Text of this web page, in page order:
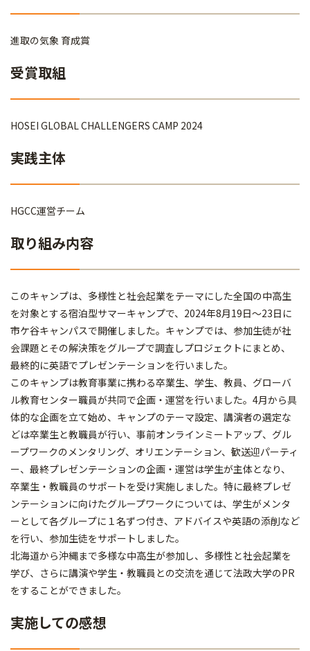
進取の気象 育成賞
受賞取組
HOSEI GLOBAL CHALLENGERS CAMP 2024
実践主体
HGCC運営チーム
取り組み内容
このキャンプは、多様性と社会起業をテーマにした全国の中高生
を対象とする宿泊型サマーキャンプで、2024年8月19日～23日に
市ケ谷キャンパスで開催しました。キャンプでは、参加生徒が社
会課題とその解決策をグループで調査しプロジェクトにまとめ、
最終的に英語でプレゼンテーションを行いました。
このキャンプは教育事業に携わる卒業生、学生、教員、グローバ
ル教育センター職員が共同で企画・運営を行いました。4月から具
体的な企画を立て始め、キャンプのテーマ設定、講演者の選定な
どは卒業生と教職員が行い、事前オンラインミートアップ、グル
ープワークのメンタリング、オリエンテーション、歓送迎パーティ
ー、最終プレゼンテーションの企画・運営は学生が主体となり、
卒業生・教職員のサポートを受け実施しました。特に最終プレゼ
ンテーションに向けたグループワークについては、学生がメンタ
ーとして各グループに１名ずつ付き、アドバイスや英語の添削など
を行い、参加生徒をサポートしました。
北海道から沖縄まで多様な中高生が参加し、多様性と社会起業を
学び、さらに講演や学生・教職員との交流を通じて法政大学のPR
をすることができました。
実施しての感想